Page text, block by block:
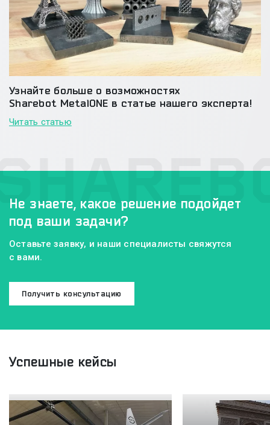
Узнайте больше о возможностях
Sharebot MetalONE в статье нашего эксперта!
Читать статью
Не знаете, какое решение подойдет
под ваши задачи?
Оставьте заявку, и наши специалисты свяжутся
с вами.
Получить консультацию
Успешные кейсы